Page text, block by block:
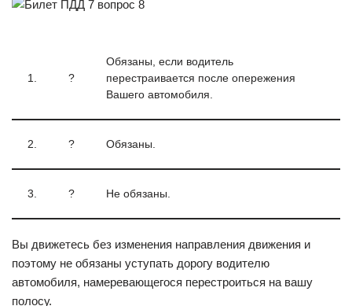
1. ?
Обязаны, если водитель
перестраивается после опережения
Вашего автомобиля.
2. ? Обязаны.
3. ? Не обязаны.
Вы движетесь без изменения направления движения и
поэтому не обязаны уступать дорогу водителю
автомобиля, намеревающегося перестроиться на вашу
полосу.